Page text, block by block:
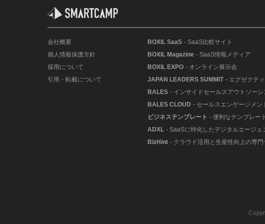
会社概要
個人情報保護方針
採用について
引用・転載について
BOXIL SaaS - SaaS比較サイト
BOXIL Magazine - SaaS情報メディア
BOXIL EXPO - オンライン展示会
JAPAN LEADERS SUMMIT - エグゼクテ
BALES - インサイドセールスアウトソーシ
BALES CLOUD - セールスエンゲージメン
ビジネステンプレート - 便利なテンプレー
ADXL - SaaSに特化したデジタルエージェ
BizHint - クラウド活用と生産性向上の専門